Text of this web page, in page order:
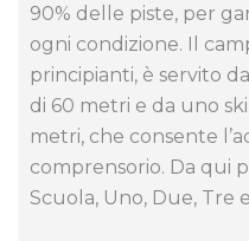
90% delle piste, per
ogni condizione. Il
principianti, è servito
di 60 metri e da uno
metri, che consente
comprensorio. Da qui
Scuola, Uno, Due, Tre